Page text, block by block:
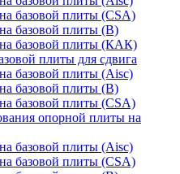
базовой плиты (CSA)
базовой плиты (В)
базовой плиты (КАК)
плиты для сдвига
базовой плиты (Aisc)
базовой плиты (В)
базовой плиты (CSA)
опорной плиты на
базовой плиты (Aisc)
базовой плиты (CSA)